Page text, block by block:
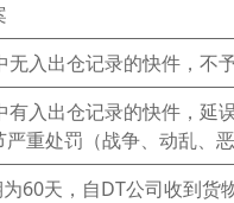
无入出仓记录的快件，不予
有入出仓记录的快件，延
重处罚（战争、动乱、
60天，自DT公司收到货